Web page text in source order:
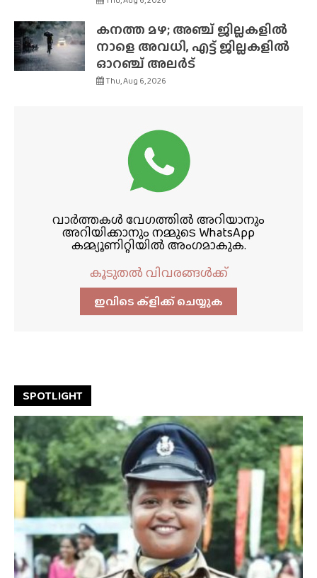
കനത്ത മഴ; അഞ്ച് ജില്ലകളിൽ
നാളെ അവധി, എട്ട് ജില്ലകളിൽ
ഓറഞ്ച് അലർട്
Thu, Aug 6, 2026
വാർത്തകൾ വേഗത്തിൽ അറിയാനും
അറിയിക്കാനും നമ്മുടെ WhatsApp
കമ്മ്യൂണിറ്റിയിൽ അംഗമാകുക.
കൂടുതൽ വിവരങ്ങൾക്ക്
ഇവിടെ ക്ളിക്ക്‌ ചെയ്യുക
SPOTLIGHT